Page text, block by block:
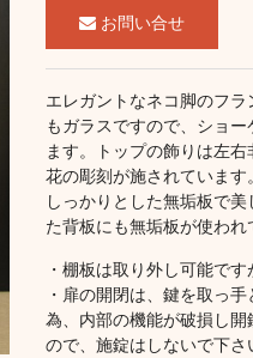
お問い合せ
エレガントなネコ脚のフ
もガラスですので、ショ
ます。トップの飾りは左
花の彫刻が施されていま
しっかりとした無垢板で
た背板にも無垢板が使われ
・棚板は取り外し可能です
・扉の開閉は、鍵を取っ
為、内部の機能が破損し
ので、施錠はしないで下さ